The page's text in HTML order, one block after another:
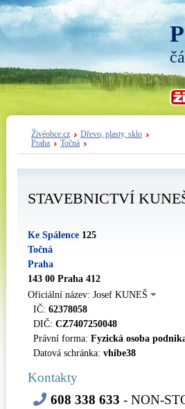
Živéobce.cz
Dřevo, plasty, sklo
Praha
Točná
STAVEBNICTVÍ
Ke Spálence 125
Točná
Praha
143 00 Praha 412
Oficiální název: Josef KUNEŠ
IČ: 62378058
DIČ: CZ7407250048
Právní forma: Fyzická osoba
Datová schránka: vhibe38
Kontakty
608 338 633 - NON-